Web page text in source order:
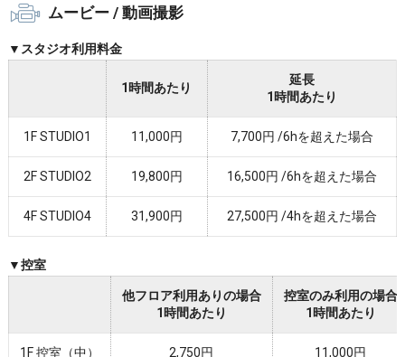
ムービー / 動画撮影
▼スタジオ利用料金
1時間あたり
延長
1時間あたり
1F STUDIO1 11,000円 7,700円 /6hを超えた場合
2F STUDIO2 19,800円 16,500円 /6hを超えた場合
4F STUDIO4 31,900円 27,500円 /4hを超えた場合
▼控室
他フロア利用ありの場合
1時間あたり
控室のみ利用の場合
1時間あたり
1F 控室（中） 2,750円 11,000円